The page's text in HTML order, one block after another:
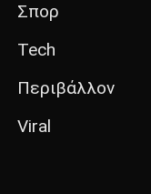
Σπορ
Tech
Περιβάλλον
Viral